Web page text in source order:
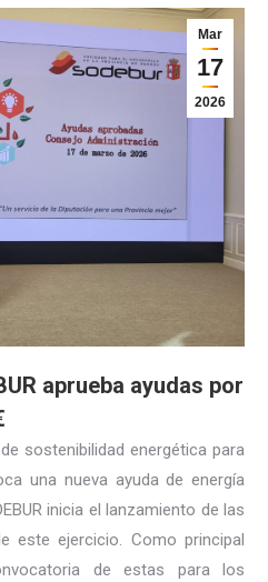
Mar
17
2026
aprueba ayudas por
sostenibilidad energética para
una nueva ayuda de energía
inicia el lanzamiento de las
este ejercicio. Como principal
de estas para los